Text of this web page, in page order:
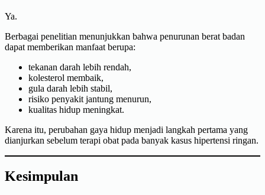
Ya.
Berbagai penelitian menunjukkan bahwa penurunan berat badan
dapat memberikan manfaat berupa:
tekanan darah lebih rendah,
kolesterol membaik,
gula darah lebih stabil,
risiko penyakit jantung menurun,
kualitas hidup meningkat.
Karena itu, perubahan gaya hidup menjadi langkah pertama yang
dianjurkan sebelum terapi obat pada banyak kasus hipertensi ringan.
Kesimpulan